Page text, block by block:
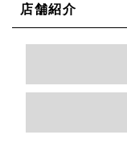
店舗紹介